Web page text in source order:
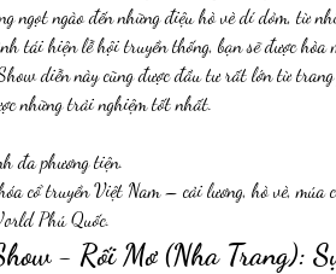
ngọt ngào đến những điệu hò vè dí dỏm, từ
tái hiện lễ hội truyền thống, bạn sẽ được
diễn này cũng được đầu tư rất lớn từ trang
những trải nghiệm tốt nhất.
đa phương tiện.
cổ truyền Việt Nam – cải lương, hò vè, múa
Phú Quốc.
- Rối Mơ (Nha Trang):